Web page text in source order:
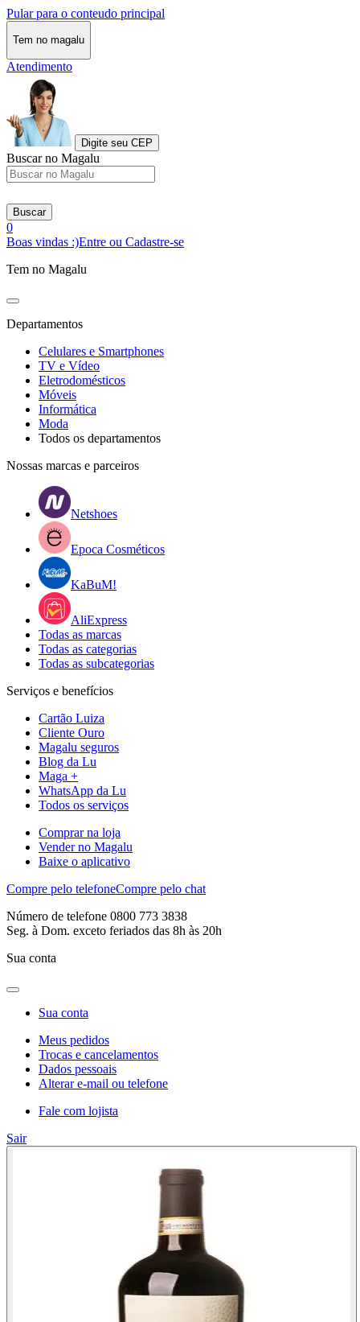
Pular para o conteudo principal
Tem no magalu
Atendimento
Digite seu CEP
Buscar no Magalu
Buscar
0
Boas vindas :)Entre ou Cadastre-se
Tem no Magalu
Departamentos
Celulares e Smartphones
TV e Vídeo
Eletrodomésticos
Móveis
Informática
Moda
Todos os departamentos
Nossas marcas e parceiros
Netshoes
Epoca Cosméticos
KaBuM!
AliExpress
Todas as marcas
Todas as categorias
Todas as subcategorias
Serviços e benefícios
Cartão Luiza
Cliente Ouro
Magalu seguros
Blog da Lu
Maga +
WhatsApp da Lu
Todos os serviços
Comprar na loja
Vender no Magalu
Baixe o aplicativo
Compre pelo telefoneCompre pelo chat
Número de telefone 0800 773 3838
Seg. à Dom. exceto feriados das 8h às 20h
Sua conta
Sua conta
Meus pedidos
Trocas e cancelamentos
Dados pessoais
Alterar e-mail ou telefone
Fale com lojista
Sair